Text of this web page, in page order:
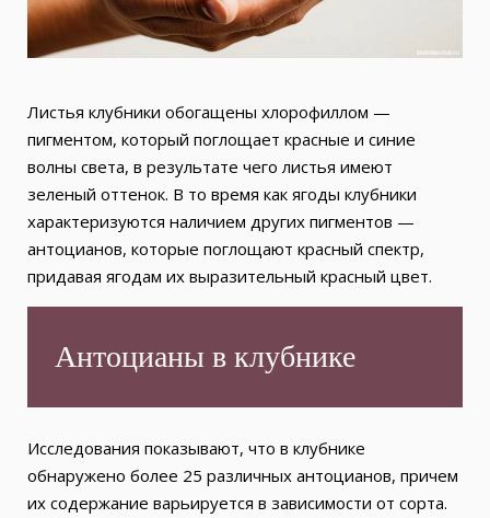
Листья клубники обогащены хлорофиллом —
пигментом, который поглощает красные и синие
волны света, в результате чего листья имеют
зеленый оттенок. В то время как ягоды клубники
характеризуются наличием других пигментов —
антоцианов, которые поглощают красный спектр,
придавая ягодам их выразительный красный цвет.
Антоцианы в клубнике
Исследования показывают, что в клубнике
обнаружено более 25 различных антоцианов, причем
их содержание варьируется в зависимости от сорта.